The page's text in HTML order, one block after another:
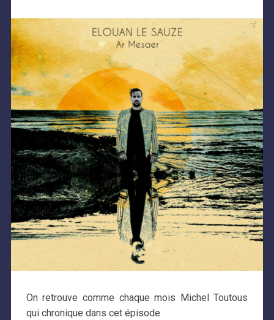
On retrouve comme chaque mois Michel Toutous
qui chronique dans cet épisode